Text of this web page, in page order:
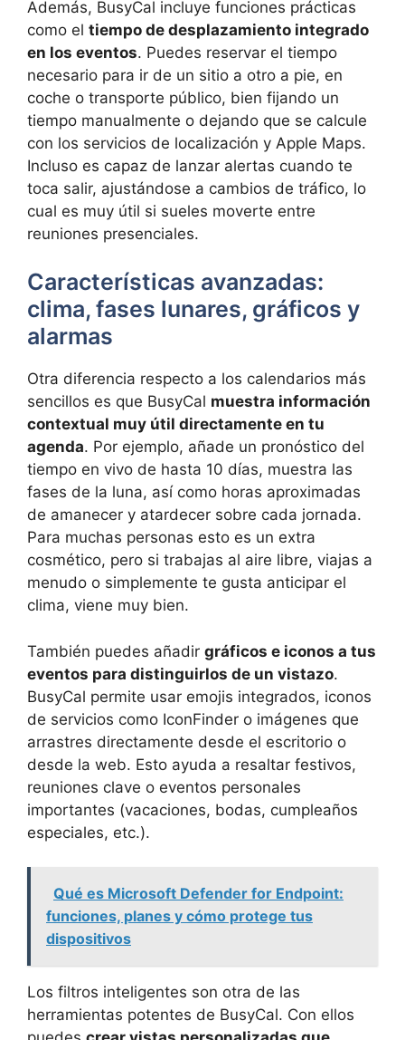
Además, BusyCal incluye funciones prácticas
como el tiempo de desplazamiento integrado
en los eventos. Puedes reservar el tiempo
necesario para ir de un sitio a otro a pie, en
coche o transporte público, bien fijando un
tiempo manualmente o dejando que se calcule
con los servicios de localización y Apple Maps.
Incluso es capaz de lanzar alertas cuando te
toca salir, ajustándose a cambios de tráfico, lo
cual es muy útil si sueles moverte entre
reuniones presenciales.
Características avanzadas:
clima, fases lunares, gráficos y
alarmas
Otra diferencia respecto a los calendarios más
sencillos es que BusyCal muestra información
contextual muy útil directamente en tu
agenda. Por ejemplo, añade un pronóstico del
tiempo en vivo de hasta 10 días, muestra las
fases de la luna, así como horas aproximadas
de amanecer y atardecer sobre cada jornada.
Para muchas personas esto es un extra
cosmético, pero si trabajas al aire libre, viajas a
menudo o simplemente te gusta anticipar el
clima, viene muy bien.
También puedes añadir gráficos e iconos a tus
eventos para distinguirlos de un vistazo.
BusyCal permite usar emojis integrados, iconos
de servicios como IconFinder o imágenes que
arrastres directamente desde el escritorio o
desde la web. Esto ayuda a resaltar festivos,
reuniones clave o eventos personales
importantes (vacaciones, bodas, cumpleaños
especiales, etc.).
Qué es Microsoft Defender for Endpoint:
funciones, planes y cómo protege tus
dispositivos
Los filtros inteligentes son otra de las
herramientas potentes de BusyCal. Con ellos